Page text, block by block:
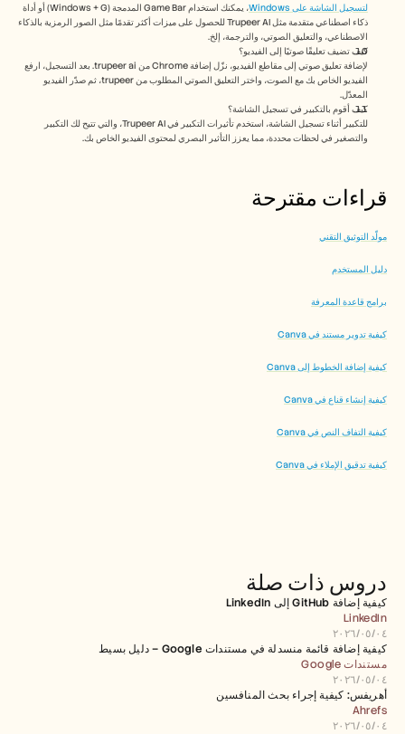
لتسجيل الشاشة على Windows
الاصطناعي، والتعليق الصوتي، والترجمة، إلخ.
كيف تضيف تعليقًا صوتيًا إلى الفيديو؟
المعدّل.
كيف أقوم بالتكبير في تسجيل الشاشة؟
والتصغير في لحظات محددة، مما يعزز التأثير البصري لمحتوى الفيديو الخاص بك.
قراءات مقترحة
مولّد التوثيق التقني
دليل المستخدم
برامج قاعدة المعرفة
كيفية تدوير مستند في Canva
كيفية إضافة الخطوط إلى Canva
كيفية إنشاء قناع في Canva
كيفية التفاف النص في Canva
كيفية تدقيق الإملاء في Canva
دروس ذات صلة
كيفية إضافة GitHub إلى LinkedIn
LinkedIn
٠٤‏/٠٥‏/٢٠٢٦
كيفية إضافة قائمة منسدلة في مستندات Google – دليل بسيط
مستندات Google
٠٤‏/٠٥‏/٢٠٢٦
أهريفس: كيفية إجراء بحث المنافسين
Ahrefs
٠٤‏/٠٥‏/٢٠٢٦